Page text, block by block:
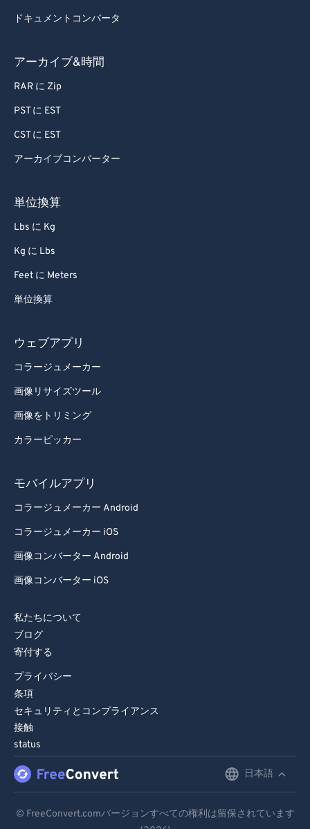
ドキュメントコンバータ
アーカイブ&時間
RAR に Zip
PST に EST
CST に EST
アーカイブコンバーター
単位換算
Lbs に Kg
Kg に Lbs
Feet に Meters
単位換算
ウェブアプリ
コラージュメーカー
画像リサイズツール
画像をトリミング
カラーピッカー
モバイルアプリ
コラージュメーカー Android
コラージュメーカー iOS
画像コンバーター Android
画像コンバーター iOS
私たちについて
ブログ
寄付する
プライバシー
条項
セキュリティとコンプライアンス
接触
status
日本語
© FreeConvert.comバージョンすべての権利は留保されています